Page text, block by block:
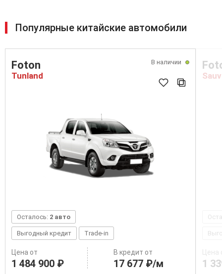
Популярные китайские автомобили
В наличии
Foton
Tunland
Осталось: 2 авто
Выгодный кредит Trade-in
Цена от
1 484 900 ₽
В кредит от
17 677 ₽/м
Цена
1